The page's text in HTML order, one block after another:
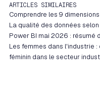
ARTICLES SIMILAIRES
Comprendre les 9
La qualité des données selon
Power BI mai 2026 : résumé
Les femmes dans l'industrie
féminin dans le secteur